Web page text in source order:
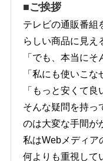
■ご挨拶
テレビの通販番組
らしい商品に見え
「でも、本当にそ
「私にも使いこな
「もっと安くて良
そんな疑問を持っ
のは大変な手間が
私はWebメディア
何よりも重視して